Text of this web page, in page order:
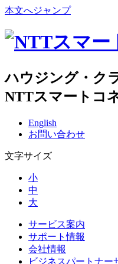
本文へジャンプ
ハウジング・ク
NTTスマートコ
English
お問い合わせ
文字サイズ
小
中
大
サービス案内
サポート情報
会社情報
ビジネスパートナー